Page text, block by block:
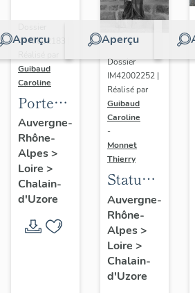
Aperçu
IM42002183 |
Guibaud
Caroline
Porte
haute et
vantaux
de la
grande
salle
Auvergne-
Rhône-
Alpes>
Loire >
Chalain-
d'Uzore
Aperçu
Dossier
IM42002252 |
Réalisé par
Guibaud
Caroline
-
Monnet
Thierry
Statue :
saint
Didier
Auvergne-
Rhône-
Alpes>
Loire >
Chalain-
d'Uzore